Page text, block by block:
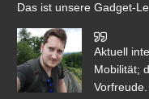
Das ist unsere Gadget-
Aktuell
Mobilität;